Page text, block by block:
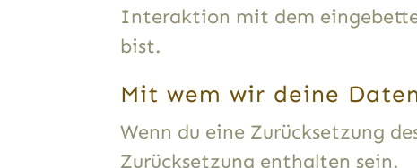
Interaktion mit dem
bist.
Mit wem wir deine
Wenn du eine Zurücksetzung
Zurücksetzung enthalten sein.